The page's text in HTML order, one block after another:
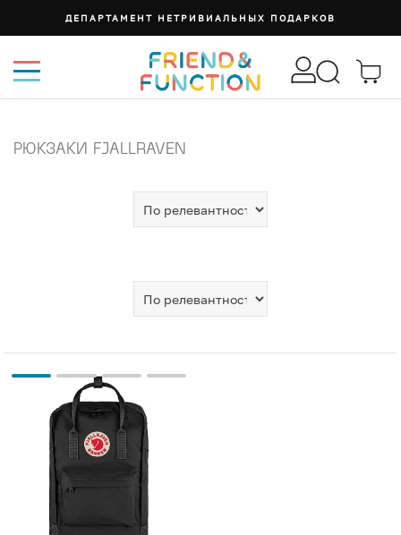
ДЕПАРТАМЕНТ НЕТРИВИАЛЬНЫХ ПОДАРКОВ
РЮКЗАКИ FJALLRAVEN